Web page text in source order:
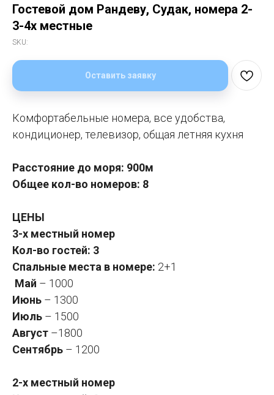
Гостевой дом Рандеву, Судак, номера 2-
3-4х местные
SKU:
Оставить заявку
Комфортабельные номера, все удобства,
кондиционер, телевизор, общая летняя кухня
Расстояние до моря: 900м
Общее кол-во номеров: 8
ЦЕНЫ
3-х местный номер
Кол-во гостей: 3
Спальные места в номере: 2+1
Май – 1000
Июнь – 1300
Июль – 1500
Август –1800
Сентябрь – 1200
2-х местный номер